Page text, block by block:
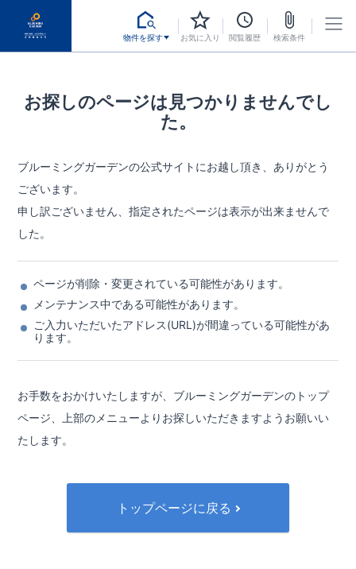
物件を探す お気に入り 閲覧履歴 検索条件
お探しのページは見つかりませんでし
た。
ブルーミングガーデンの公式サイトにお越し頂き、ありがとう
ございます。
申し訳ございません、指定されたページは表示が出来ませんで
した。
ページが削除・変更されている可能性があります。
メンテナンス中である可能性があります。
ご入力いただいたアドレス(URL)が間違っている可能性があ
ります。
お手数をおかけいたしますが、ブルーミングガーデンのトップ
ページ、
上部のメニューよりお探しいただきますようお願いい
たします。
トップページに戻る